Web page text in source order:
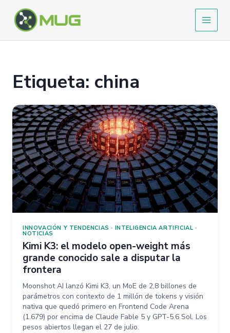
contenido
Etiqueta: china
INNOVACIÓN Y TENDENCIAS · INTELIGENCIA ARTIFICIAL ·
NOTICIAS
Kimi K3: el modelo open-weight más
grande conocido sale a disputar la
frontera
Moonshot AI lanzó Kimi K3, un MoE de 2,8 billones de
parámetros con contexto de 1 millón de tokens y visión
nativa que quedó primero en Frontend Code Arena
(1.679) por encima de Claude Fable 5 y GPT-5.6 Sol. Los
pesos abiertos llegan el 27 de julio.